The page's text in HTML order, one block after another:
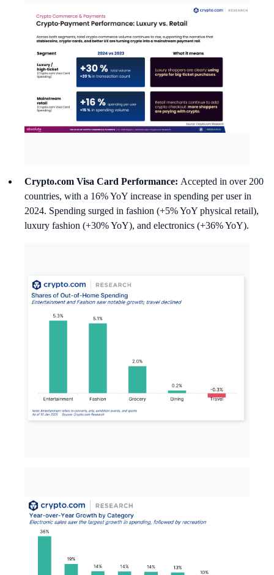
Crypto.com Visa Card Performance: Accepted in over 200
countries, with a 16% YoY increase in spending per user in
2024. Spending surged in fashion (+5% YoY physical retail),
luxury fashion (+30% YoY), and electronics (+36% YoY).